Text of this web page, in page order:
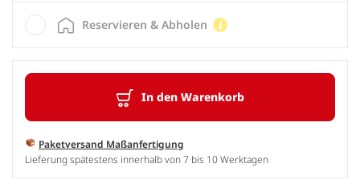
In den Warenkorb
Paketversand Maßanfertigung
Lieferung spätestens innerhalb von 7 bis 10 Werktagen
Reservieren & Abholen